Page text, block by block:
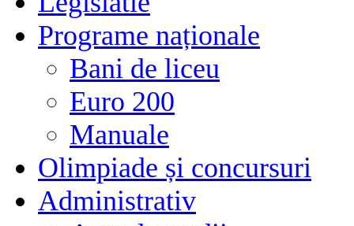
Programe naționale
Bani de liceu
Euro 200
Manuale
Olimpiade și concursuri
Administrativ